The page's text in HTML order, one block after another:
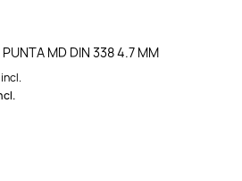
MD DIN 338 4.7 MM
incl.